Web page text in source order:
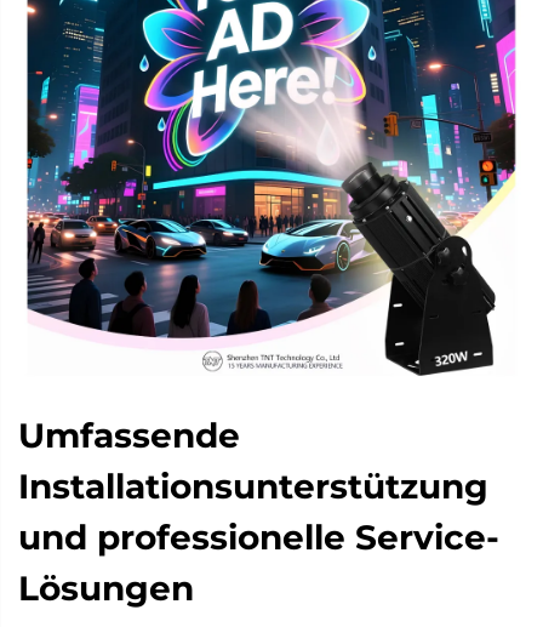
Umfassende
Installationsunterstützung
und professionelle Service-
Lösungen